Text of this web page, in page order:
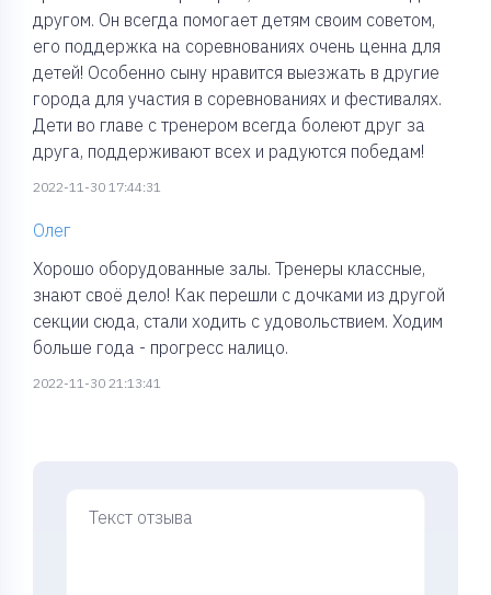
другом. Он всегда помогает детям своим советом,
его поддержка на соревнованиях очень ценна для
детей! Особенно сыну нравится выезжать в другие
города для участия в соревнованиях и фестивалях.
Дети во главе с тренером всегда болеют друг за
друга, поддерживают всех и радуются победам!
2022-11-30 17:44:31
Олег
Хорошо оборудованные залы. Тренеры классные,
знают своё дело! Как перешли с дочками из другой
секции сюда, стали ходить с удовольствием. Ходим
больше года - прогресс налицо.
2022-11-30 21:13:41